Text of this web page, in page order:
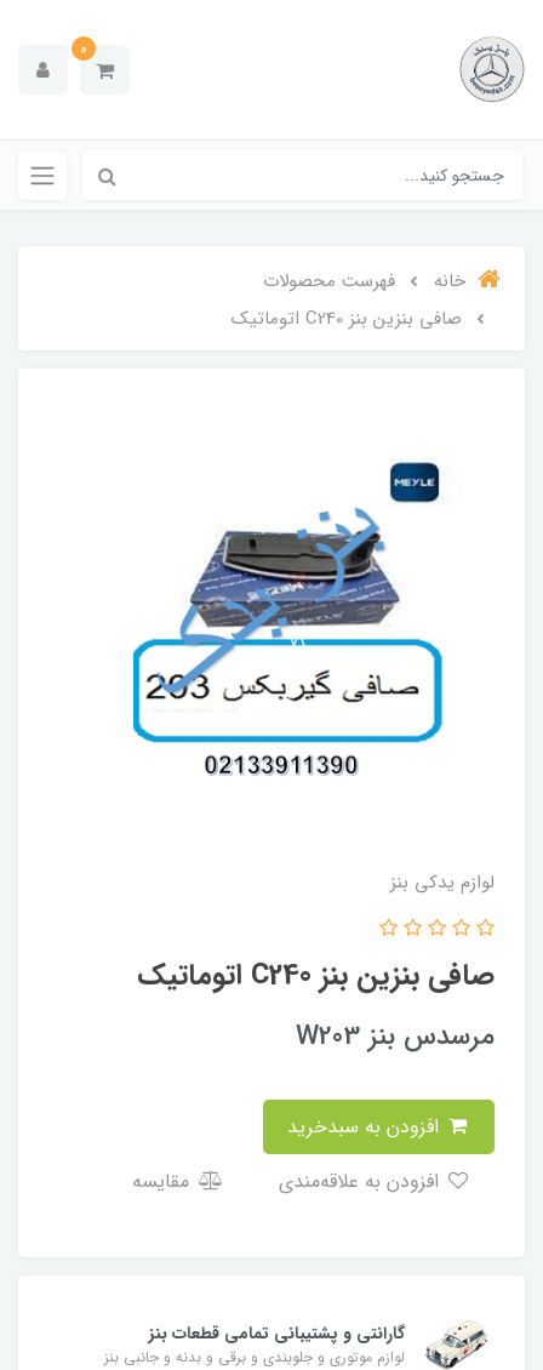
0
خانه
فهرست محصولات
صافی بنزین بنز C240 اتوماتیک
لوازم یدکی بنز
صافی بنزین بنز C240 اتوماتیک
مرسدس بنز W203
مقایسه
گارانتی و پشتیبانی تمامی قطعات بنز
لوازم موتوری و جلوبندی و برقی و بدنه و جانبی بنز